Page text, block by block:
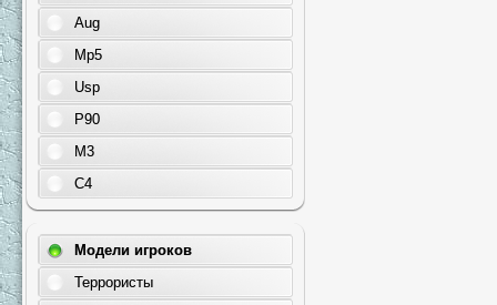
Aug
Mp5
Usp
P90
M3
C4
Модели игроков
Террористы